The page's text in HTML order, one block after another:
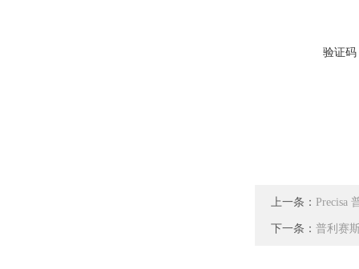
验证码
上一条： Precisa
下一条： 普利赛